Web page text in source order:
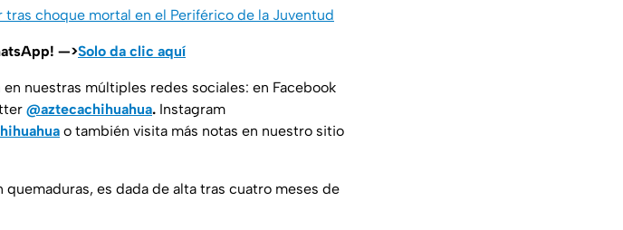
choque mortal en el Periférico de la Juventud
—>Solo da clic aquí
nuestras múltiples redes sociales: en Facebook
@aztecachihuahua. Instagram
o también visita más notas en nuestro sitio
es dada de alta tras cuatro meses de